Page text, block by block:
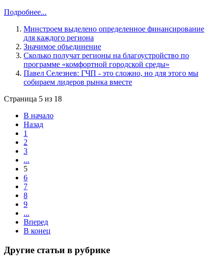
Подробнее...
Минстроем выделено определенное финансирование
для каждого региона
Значимое объединение
Сколько получат регионы на благоустройство по
программе «комфортной городской среды»
Павел Селезнев: ГЧП - это сложно, но для этого мы
собираем лидеров рынка вместе
Страница 5 из 18
В начало
Назад
1
2
3
...
5
6
7
8
9
...
Вперед
В конец
Другие статьи в рубрике